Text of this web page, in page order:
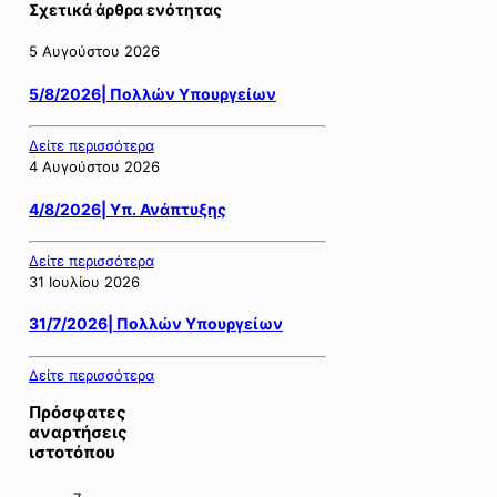
Σχετικά άρθρα ενότητας
5 Αυγούστου 2026
5/8/2026| Πολλών Υπουργείων
Δείτε περισσότερα
4 Αυγούστου 2026
4/8/2026| Υπ. Ανάπτυξης
Δείτε περισσότερα
31 Ιουλίου 2026
31/7/2026| Πολλών Υπουργείων
Δείτε περισσότερα
Πρόσφατες
αναρτήσεις
ιστοτόπου